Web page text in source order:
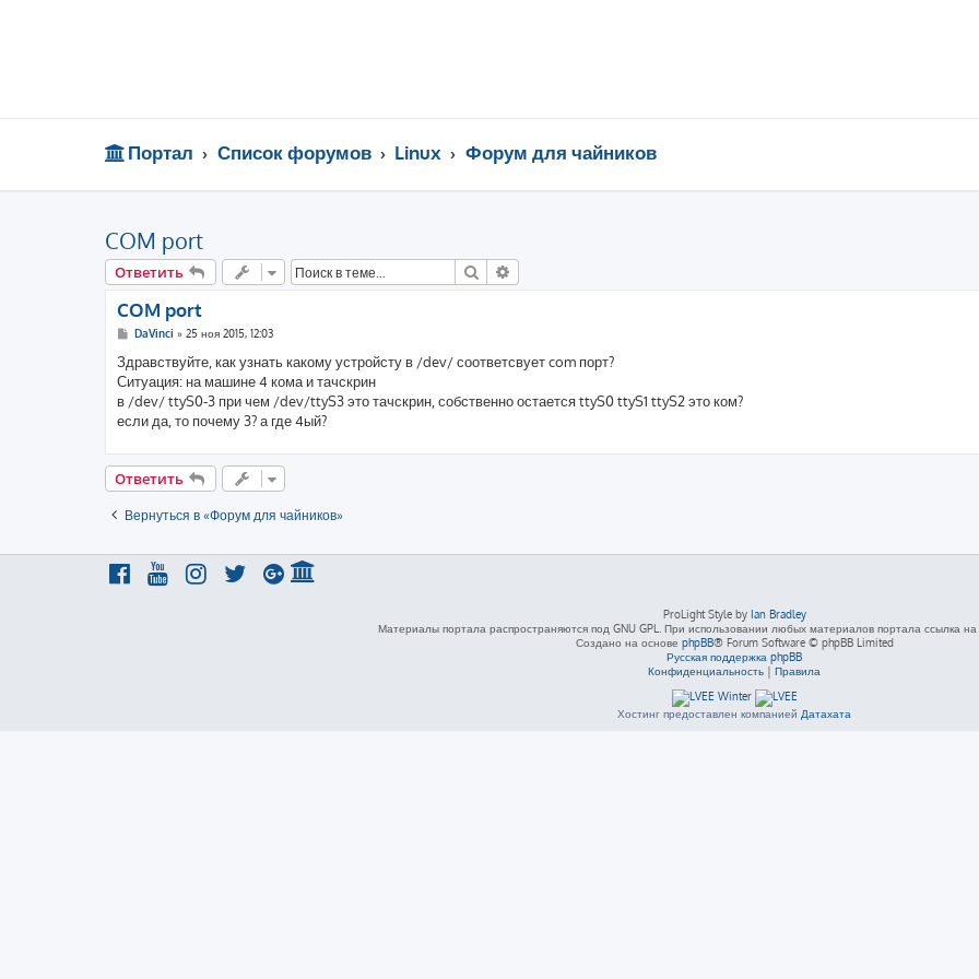
Портал Список форумов Linux Форум для чайников
COM port
Ответить Поиск
COM port
С
о
б
щ
е
н
и
DaVinci » 25 ноя 2015, 12:03
Здравствуйте, как узнать какому устройсту в /dev/ соответсвует com порт?
Ситуация: на машине 4 кома и тачскрин
в /dev/ ttyS0-3 при чем /dev/ttyS3 это тачскрин, собственно остается ttyS0 ttyS1 ttyS2 это ком?
если да, то почему 3? а где 4ый?
Ответить
Вернуться в «Форум для чайников»
ProLight Style by Ian Bradley
Материалы портала распространяются под GNU GPL. При использовании любых материалов портала ссылка на
Создано на основе phpBB® Forum Software © phpBB Limited
Русская поддержка phpBB
Конфиденциальность | Правила
Хостинг предоставлен компанией Датахата